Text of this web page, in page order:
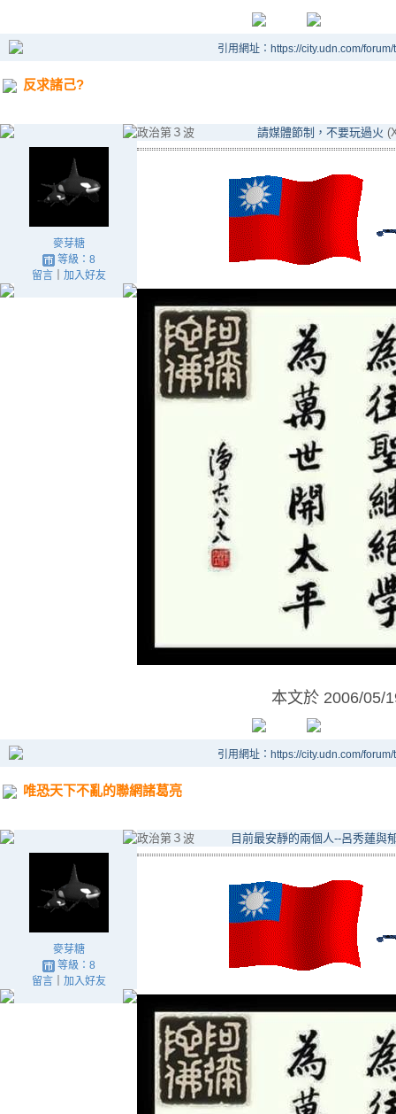
引用網址：https://city.udn.com/
反求諸己?
麥芽糖
等級：8
留言｜ 加入好友
政治第３波 請媒體節制，不要玩過火
本文於 2006/05/
引用網址：https://city.udn.com/
唯恐天下不亂的聯網諸葛亮
麥芽糖
等級：8
留言｜ 加入好友
政治第３波 目前最安靜的兩個人--呂秀蓮與